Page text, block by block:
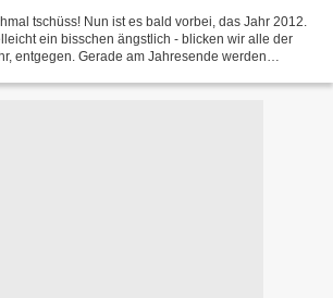
tschüss! Nun ist es bald vorbei, das Jahr 2012.
ein bisschen ängstlich - blicken wir alle der
entgegen. Gerade am Jahresende werden